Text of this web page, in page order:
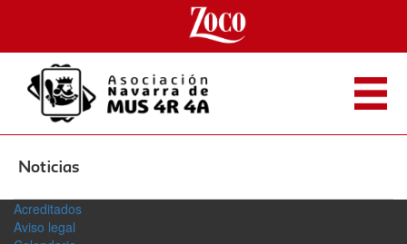
Noticias
Acreditados
Aviso legal